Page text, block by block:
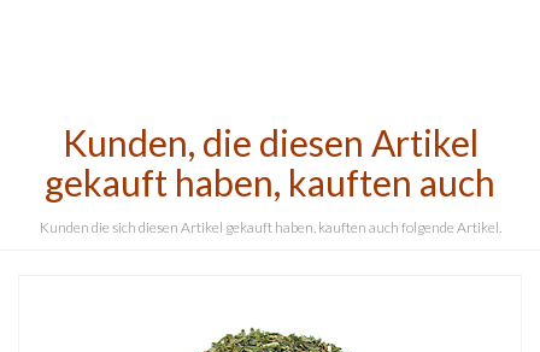
Kunden, die diesen Artikel
gekauft haben, kauften auch
Kunden die sich diesen Artikel gekauft haben, kauften auch folgende Artikel.